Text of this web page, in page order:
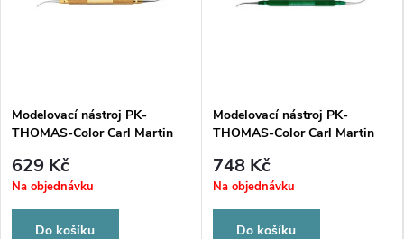
Modelovací nástroj PK-
THOMAS-Color Carl Martin
629 Kč
Na objednávku
Do košíku
Modelovací nástroj PK-
THOMAS-Color Carl Martin
748 Kč
Na objednávku
Do košíku